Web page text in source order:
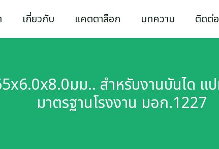
เกี่ยวกับ แคตตาล็อก บทความ ติดต่อ
มม.. สำหรับงานบันได
มาตรฐานโรงงาน มอก.1227